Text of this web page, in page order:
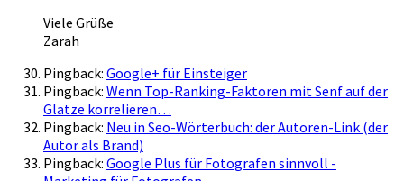
Viele Grüße
Zarah
Pingback: Google+ für Einsteiger
Pingback: Wenn Top-Ranking-Faktoren mit Senf auf der
Glatze korrelieren…
Pingback: Neu in Seo-Wörterbuch: der Autoren-Link (der
Autor als Brand)
Pingback: Google Plus für Fotografen sinnvoll -